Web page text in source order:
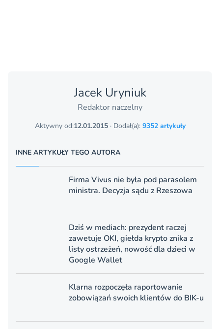
Jacek Uryniuk
Redaktor naczelny
Aktywny od:12.01.2015· Dodał(a): 9352 artykuły
INNE ARTYKUŁY TEGO AUTORA
Firma Vivus nie była pod parasolem
ministra. Decyzja sądu z Rzeszowa
Dziś w mediach: prezydent raczej
zawetuje OKI, giełda krypto znika z
listy ostrzeżeń, nowość dla dzieci w
Google Wallet
Klarna rozpoczęła raportowanie
zobowiązań swoich klientów do BIK-u